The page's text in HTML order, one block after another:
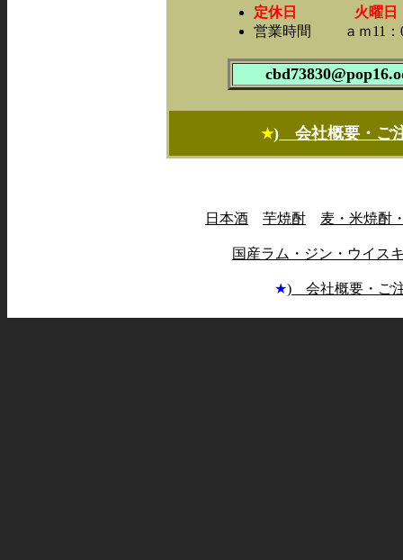
定休日 火曜日・
営業時間 ａｍ11：
★) 会社概要・ご
日本酒 芋焼酎 麦・米焼酎
国産ラム・ジン・ウイス
★) 会社概要・ご